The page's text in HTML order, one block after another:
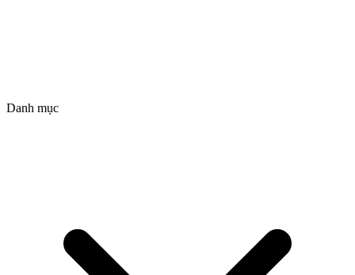
Danh mục